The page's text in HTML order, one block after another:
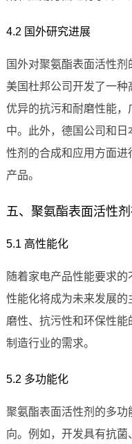
4.2 国外研究进展
国外对聚氨酯表面活性剂
美国杜邦公司开发了一
优异的抗污和耐磨性能
中。此外，德国公司和
性剂的合成和应用方面
产品。
五、聚氨酯表面活性
5.1 高性能化
随着家电产品性能要求
性能化将成为未来发展
磨性、抗污性和环保性
制造行业的需求。
5.2 多功能化
聚氨酯表面活性剂的多
向。例如，开发具有抗